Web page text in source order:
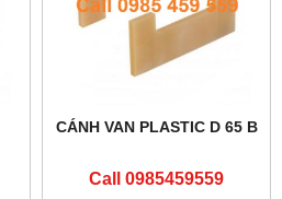
CÁNH VAN PLASTIC D 65 B
Call 0985459559